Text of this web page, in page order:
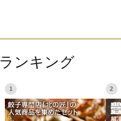
ランキング
1 2